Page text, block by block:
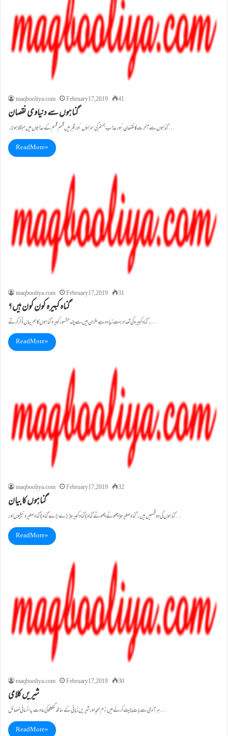
maqbooliya.com February 17, 2019 41
گناہوں سے دنیاوی نقصان
گناہوں سے آخرت کا نقصان’ اور عذاب جہنم کی سزاؤں’ اور قبر میں قسم قسم کے عذابوں میں مبتلا ہونا۔…
Read More »
maqbooliya.com February 17, 2019 31
گناہ کبیرہ کون کون ہیں؟
۔گناہ کبیرہ کی تعداد بہت زیادہ ہے مگر ان میں سے چند مشہور کبیرہ گناہوں کا ہم یہاں ذکر کرتے…
Read More »
maqbooliya.com February 17, 2019 32
گناہوں کا بیان
گناہوں کی دو قسمیں ہیں۔ گناہ صغیرہ (چھوٹے چھوٹے گناہ) گناہ کبیرہ (بڑے بڑے گناہ)گناہ صغیرہ نیکیوں اور…
Read More »
maqbooliya.com February 17, 2019 30
شیریں کلامی
ہر آدمی سے بات چیت کرنے میں نرم لہجہ اور شیریں زبانی کے ساتھ گفتگو کی عادت یہ انسانی خصائل…
Read More »